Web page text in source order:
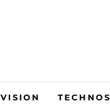
VISION TECHNOS